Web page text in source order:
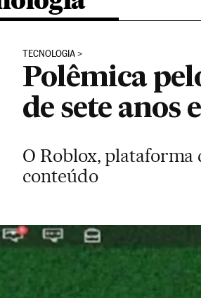
TECNOLOGIA
Polêmica
de sete
O Roblox,
conteúdo